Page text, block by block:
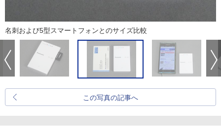
名刺および5型スマートフォンとのサイズ比較
この写真の記事へ